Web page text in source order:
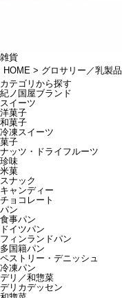
雑貨
HOME
グロサリー／乳製品
カテゴリから探す
紀ノ国屋ブランド
スイーツ
洋菓子
和菓子
冷凍スイーツ
菓子
ナッツ・ドライフルーツ
珍味
米菓
スナック
キャンディー
チョコレート
パン
食事パン
ドイツパン
フィンランドパン
多国籍パン
ペストリー・デニッシュ
冷凍パン
デリ／和惣菜
デリカデッセン